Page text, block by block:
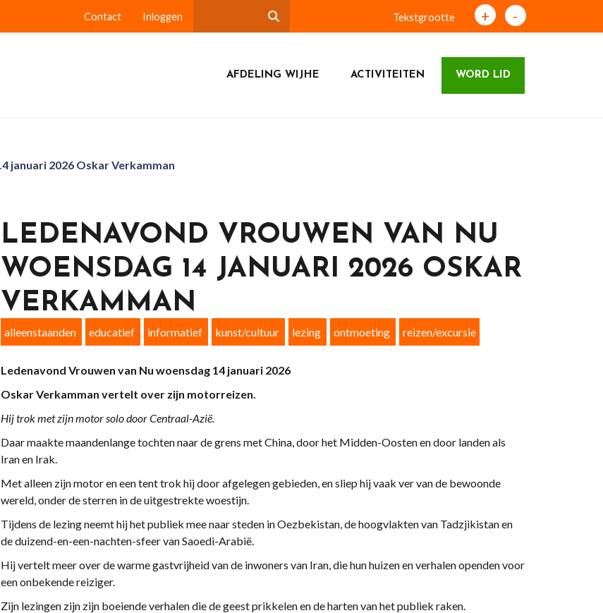
Contact Inloggen Tekstgrootte + -
AFDELING WIJHE ACTIVITEITEN WORD LID
januari 2026 Oskar Verkamman
LEDENAVOND VROUWEN VAN NU
WOENSDAG 14 JANUARI 2026 OSKAR
VERKAMMAN
alleenstaanden educatief informatief kunst/cultuur lezing ontmoeting reizen/excursie
Ledenavond Vrouwen van Nu woensdag 14 januari 2026
Oskar Verkamman vertelt over zijn motorreizen.
Hij trok met zijn motorsolo door Centraal-Azië.
Daar maakte maandenlange tochten naar de grens met China, door het Midden-Oosten en door landen als
Iran en Irak.
Met alleen zijn motor en een tent trok hij door afgelegen gebieden, en sliep hij vaak ver van de bewoonde
wereld, onder de sterren in de uitgestrekte woestijn.
Tijdens de lezing neemt hij het publiek mee naar steden in Oezbekistan, de hoogvlakten van Tadzjikistan en
de duizend-en-een-nachten-sfeer van Saoedi-Arabië.
Hij vertelt meer over de warme gastvrijheid van de inwoners van Iran, die hun huizen en verhalen openden voor
een onbekende reiziger.
Zijn lezingen zijn zijn boeiende verhalen die de geest prikkelen en de harten van het publiek raken.